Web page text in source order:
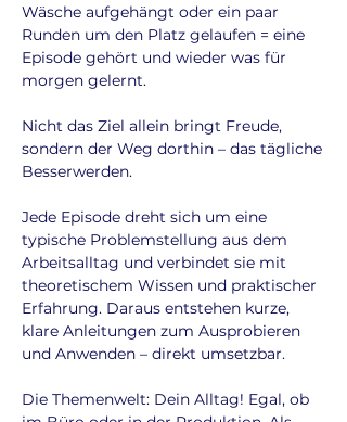
Wäsche aufgehängt oder ein paar
Runden um den Platz gelaufen = eine
Episode gehört und wieder was für
morgen gelernt.
Nicht das Ziel allein bringt Freude,
sondern der Weg dorthin – das tägliche
Besserwerden.
Jede Episode dreht sich um eine
typische Problemstellung aus dem
Arbeitsalltag und verbindet sie mit
theoretischem Wissen und praktischer
Erfahrung. Daraus entstehen kurze,
klare Anleitungen zum Ausprobieren
und Anwenden – direkt umsetzbar.
Die Themenwelt: Dein Alltag! Egal, ob